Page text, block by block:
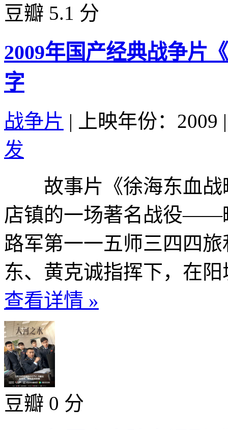
豆瓣 5.1 分
2009年国产经典战争片
字
战争片 | 上映年份：2009 |
发
故事片《徐海东血战
店镇的一场著名战役——
路军第一一五师三四四
东、黄克诚指挥下，在
查看详情 »
豆瓣 0 分